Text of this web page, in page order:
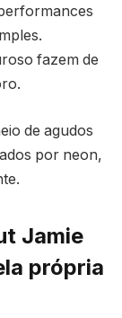
fazem de
de agudos
por neon,
Jamie
própria